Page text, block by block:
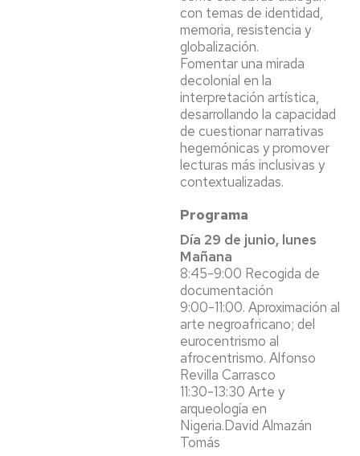
con temas de identidad,
memoria, resistencia y
globalización.
Fomentar una mirada
decolonial en la
interpretación artística,
desarrollando la capacidad
de cuestionar narrativas
hegemónicas y promover
lecturas más inclusivas y
contextualizadas.
Programa
Día 29 de junio, lunes
Mañana
8:45-9:00 Recogida de
documentación
9:00-11:00. Aproximación al
arte negroafricano; del
eurocentrismo al
afrocentrismo. Alfonso
Revilla Carrasco
11:30-13:30 Arte y
arqueología en
Nigeria.David Almazán
Tomás